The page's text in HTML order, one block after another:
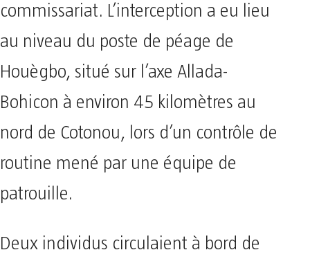
commissariat. L’interception a eu lieu
au niveau du poste de péage de
Houègbo, situé sur l’axe Allada-
Bohicon à environ 45 kilomètres au
nord de Cotonou, lors d’un contrôle de
routine mené par une équipe de
patrouille.
Deux individus circulaient à bord de